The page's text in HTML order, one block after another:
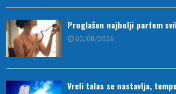
Proglašen najbolji parfem
02/08/2026
Vreli talas se nastavlja,